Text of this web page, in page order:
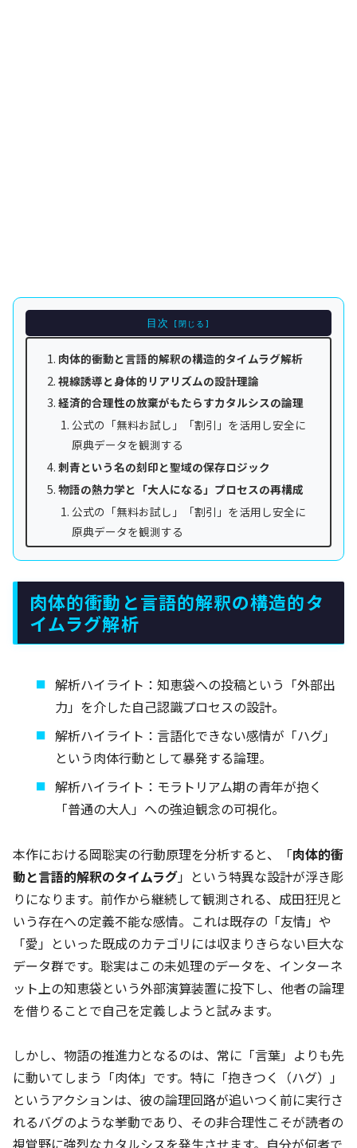
目次
肉体的衝動と言語的解釈の構造的タイムラグ解析
視線誘導と身体的リアリズムの設計理論
経済的合理性の放棄がもたらすカタルシスの論理
公式の「無料お試し」「割引」を活用し安全に
原典データを観測する
刺青という名の刻印と聖域の保存ロジック
物語の熱力学と「大人になる」プロセスの再構成
公式の「無料お試し」「割引」を活用し安全に
原典データを観測する
肉体的衝動と言語的解釈の構造的タ
イムラグ解析
解析ハイライト：知恵袋への投稿という「外部出
力」を介した自己認識プロセスの設計。
解析ハイライト：言語化できない感情が「ハグ」
という肉体行動として暴発する論理。
解析ハイライト：モラトリアム期の青年が抱く
「普通の大人」への強迫観念の可視化。
本作における岡聡実の行動原理を分析すると、「肉体的衝
動と言語的解釈のタイムラグ」という特異な設計が浮き彫
りになります。前作から継続して観測される、成田狂児と
いう存在への定義不能な感情。これは既存の「友情」や
「愛」といった既成のカテゴリには収まりきらない巨大な
データ群です。聡実はこの未処理のデータを、インターネ
ット上の知恵袋という外部演算装置に投下し、他者の論理
を借りることで自己を定義しようと試みます。
しかし、物語の推進力となるのは、常に「言葉」よりも先
に動いてしまう「肉体」です。特に「抱きつく（ハグ）」
というアクションは、彼の論理回路が追いつく前に実行さ
れるバグのような挙動であり、その非合理性こそが読者の